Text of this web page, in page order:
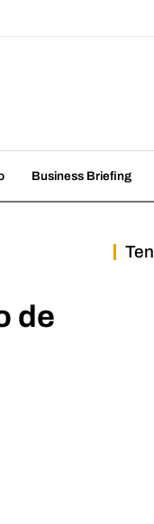
Business Briefing
de